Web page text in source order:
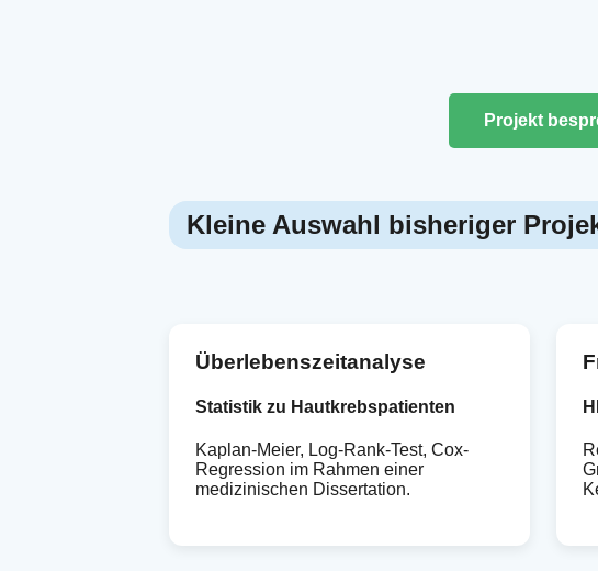
Projekt
Kleine Auswahl bisheriger
Überlebenszeitanalyse
Statistik zu Hautkrebspatienten
Kaplan-Meier, Log-Rank-Test, Cox-
Regression im Rahmen einer
medizinischen Dissertation.